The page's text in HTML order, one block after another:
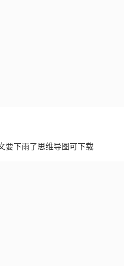
要下雨了思维导图可下载